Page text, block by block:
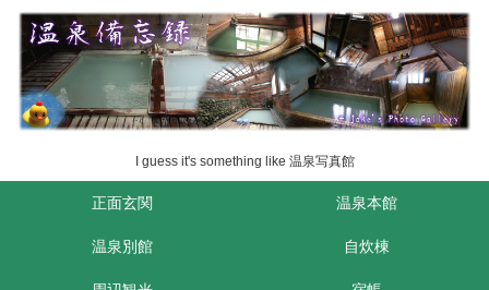
I guess it's something like 温泉写真館
正面玄関 温泉本館
温泉別館 自炊棟